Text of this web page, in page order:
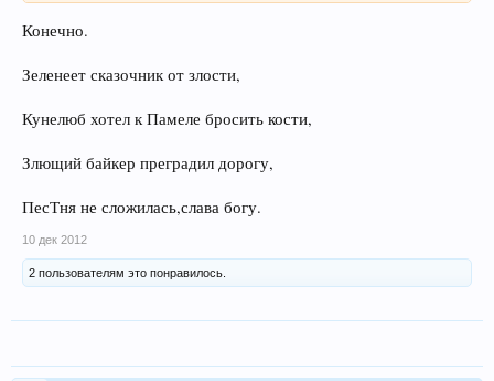
Конечно.
Зеленеет сказочник от злости,
Кунелюб хотел к Памеле бросить кости,
Злющий байкер преградил дорогу,
ПесТня не сложилась,слава богу.
10 дек 2012
2 пользователям это понравилось.